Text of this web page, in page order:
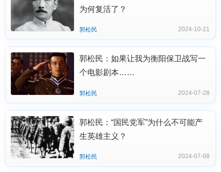
为何复活了？
郭松民 2024-10-21
郭松民：如果让我为衡阳保卫战写一
个电影剧本……
郭松民 2024-07-28
郭松民：“国民党军”为什么不可能产
生英雄主义？
郭松民 2024-07-08